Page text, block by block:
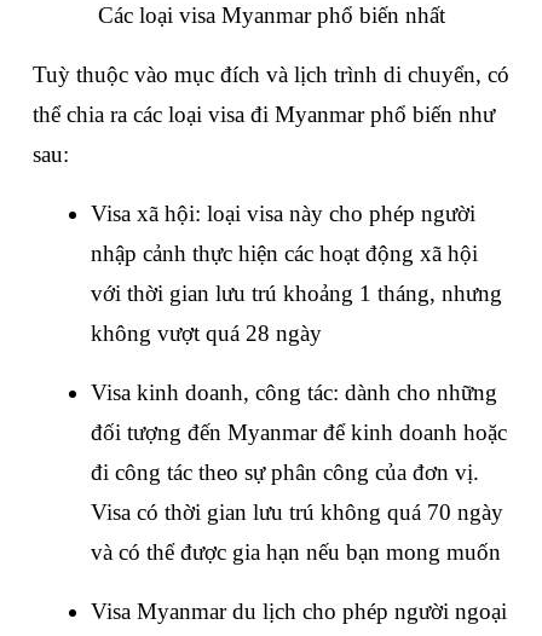
Các loại visa Myanmar phổ biến nhất
Tuỳ thuộc vào mục đích và lịch trình di chuyển, có
thể chia ra các loại visa đi Myanmar phổ biến như
sau:
Visa xã hội: loại visa này cho phép người
nhập cảnh thực hiện các hoạt động xã hội
với thời gian lưu trú khoảng 1 tháng, nhưng
không vượt quá 28 ngày
Visa kinh doanh, công tác: dành cho những
đối tượng đến Myanmar để kinh doanh hoặc
đi công tác theo sự phân công của đơn vị.
Visa có thời gian lưu trú không quá 70 ngày
và có thể được gia hạn nếu bạn mong muốn
Visa Myanmar du lịch cho phép người ngoại